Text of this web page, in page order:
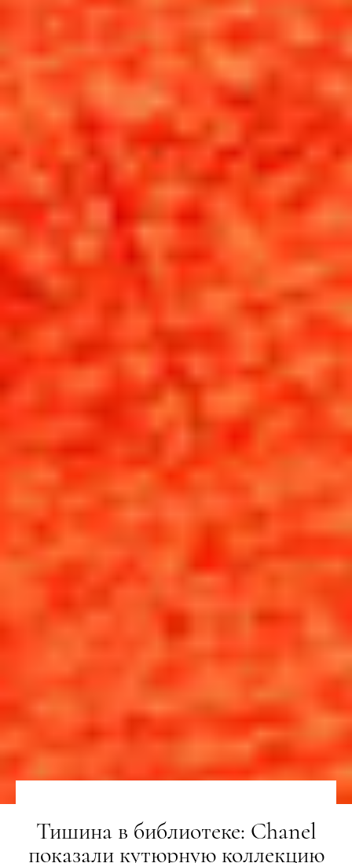
Тишина в библиотеке: Chanel
показали кутюрную коллекцию